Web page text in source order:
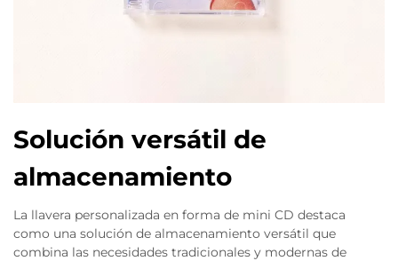
Solución versátil de
almacenamiento
La llavera personalizada en forma de mini CD destaca
como una solución de almacenamiento versátil que
combina las necesidades tradicionales y modernas de